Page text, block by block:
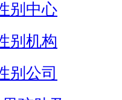
别中心
别机构
别公司